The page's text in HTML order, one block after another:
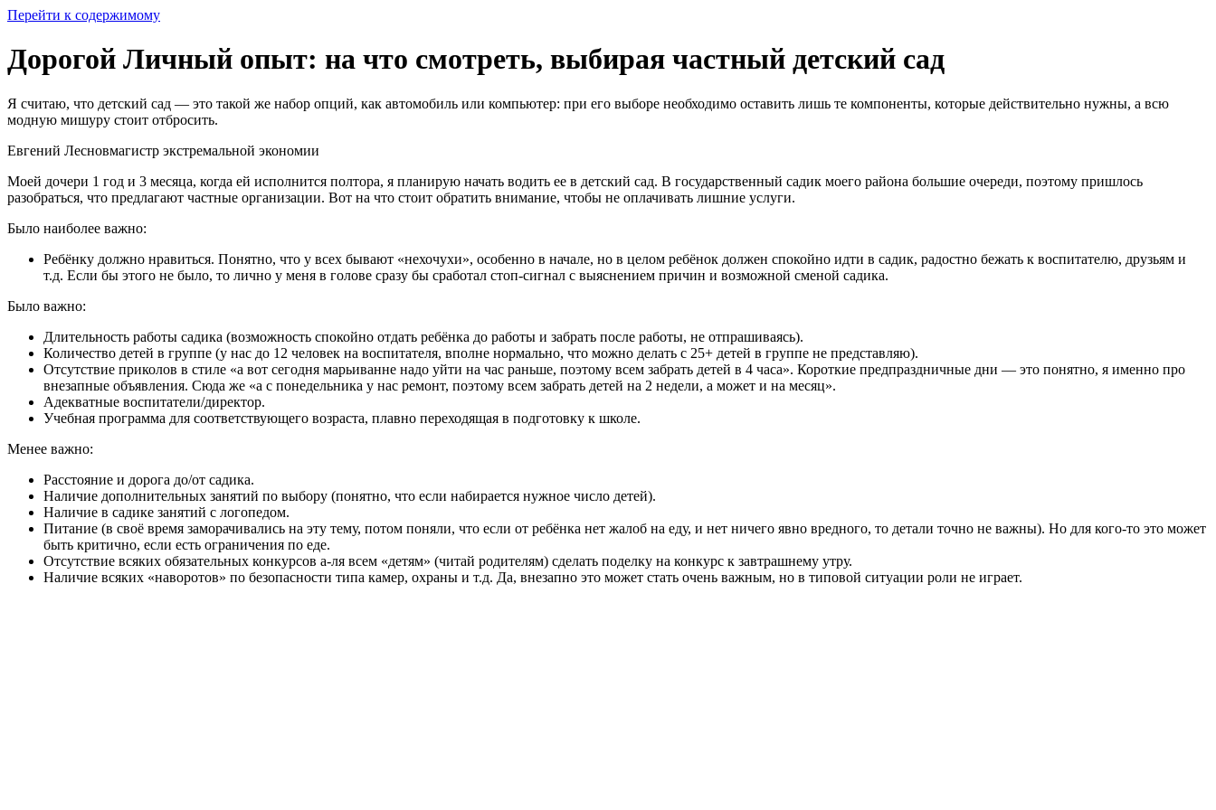
Перейти к содержимому
Дорогой Личный опыт: на что смотреть, выбирая частный детский сад
Я считаю, что детский сад — это такой же набор опций, как автомобиль или компьютер: при его выборе необходимо оставить лишь те компоненты, которые действительно нужны, а всю
модную мишуру стоит отбросить.
Евгений Лесновмагистр экстремальной экономии
Моей дочери 1 год и 3 месяца, когда ей исполнится полтора, я планирую начать водить ее в детский сад. В государственный садик моего района большие очереди, поэтому пришлось
разобраться, что предлагают частные организации. Вот на что стоит обратить внимание, чтобы не оплачивать лишние услуги.
Было наиболее важно:
Ребёнку должно нравиться. Понятно, что у всех бывают «нехочухи», особенно в начале, но в целом ребёнок должен спокойно идти в садик, радостно бежать к воспитателю, друзьям и
т.д. Если бы этого не было, то лично у меня в голове сразу бы сработал стоп-сигнал с выяснением причин и возможной сменой садика.
Было важно:
Длительность работы садика (возможность спокойно отдать ребёнка до работы и забрать после работы, не отпрашиваясь).
Количество детей в группе (у нас до 12 человек на воспитателя, вполне нормально, что можно делать с 25+ детей в группе не представляю).
Отсутствие приколов в стиле «а вот сегодня марьиванне надо уйти на час раньше, поэтому всем забрать детей в 4 часа». Короткие предпраздничные дни — это понятно, я именно про
внезапные объявления. Сюда же «а с понедельника у нас ремонт, поэтому всем забрать детей на 2 недели, а может и на месяц».
Адекватные воспитатели/директор.
Учебная программа для соответствующего возраста, плавно переходящая в подготовку к школе.
Менее важно:
Расстояние и дорога до/от садика.
Наличие дополнительных занятий по выбору (понятно, что если набирается нужное число детей).
Наличие в садике занятий с логопедом.
Питание (в своё время заморачивались на эту тему, потом поняли, что если от ребёнка нет жалоб на еду, и нет ничего явно вредного, то детали точно не важны). Но для кого-то это может
быть критично, если есть ограничения по еде.
Отсутствие всяких обязательных конкурсов а-ля всем «детям» (читай родителям) сделать поделку на конкурс к завтрашнему утру.
Наличие всяких «наворотов» по безопасности типа камер, охраны и т.д. Да, внезапно это может стать очень важным, но в типовой ситуации роли не играет.